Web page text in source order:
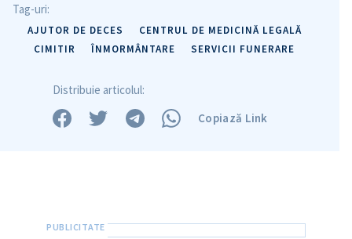
Tag-uri:
AJUTOR DE DECES
CENTRUL DE MEDICINĂ LEGALĂ
CIMITIR
ÎNMORMÂNTARE SERVICII FUNERARE
Distribuie articolul:
Copiază Link